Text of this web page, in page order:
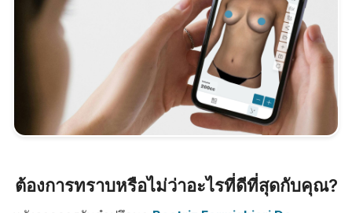
ต้องการทราบหรือไม่ว่าอะไรที่ดีที่สุดกับคุณ?